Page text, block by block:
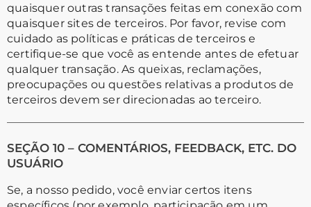
quaisquer outras transações feitas em conexão com
quaisquer sites de terceiros. Por favor, revise com
cuidado as políticas e práticas de terceiros e
certifique-se que você as entende antes de efetuar
qualquer transação. As queixas, reclamações,
preocupações ou questões relativas a produtos de
terceiros devem ser direcionadas ao terceiro.
SEÇÃO 10 – COMENTÁRIOS, FEEDBACK, ETC. DO
USUÁRIO
Se, a nosso pedido, você enviar certos itens